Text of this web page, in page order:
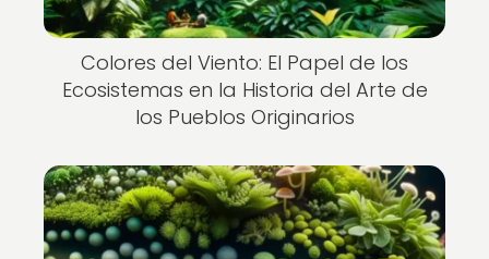
Colores del Viento: El Papel de los
Ecosistemas en la Historia del Arte de
los Pueblos Originarios